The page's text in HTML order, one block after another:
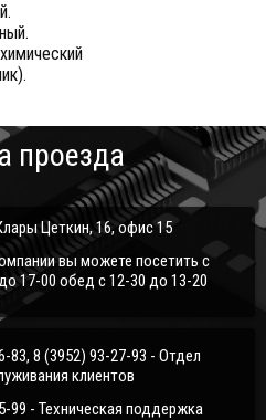
проезда
Цеткин, 16, офис 15
вы можете посетить с
17-00 обед с 12-30 до 13-20
83, 8 (3952) 93-27-93 - Отдел
клиентов
99 - Техническая поддержка